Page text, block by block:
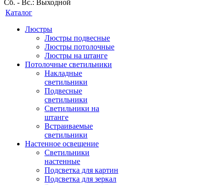
Сб. - Вс.: Выходной
Каталог
Люстры
Люстры подвесные
Люстры потолочные
Люстры на штанге
Потолочные светильники
Накладные
светильники
Подвесные
светильники
Светильники на
штанге
Встраиваемые
светильники
Настенное освещение
Светильники
настенные
Подсветка для картин
Подсветка для зеркал